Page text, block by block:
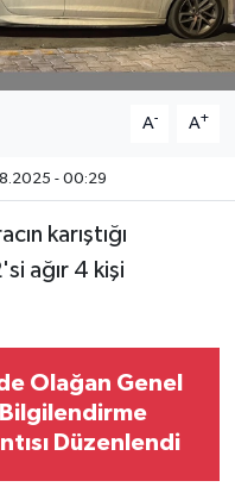
A- A+
- 00:29
karıştığı
ağır 4 kişi
Olağan Genel
Bilgilendirme
Düzenlendi